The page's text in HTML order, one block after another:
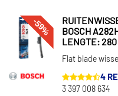
-59%
BOSCH
LENGTE:
Flat blade
4
3 397 008 634